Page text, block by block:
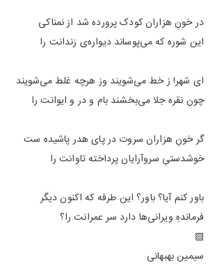
در خونِ هزاران کودک پرورده شد از نمناکی
این شوره که می‌پوساند دیواره‌ی زندانت را
ای شهر! ز خط می‌شویند وز هرچه غلط می‌شویند
چون نقره جلا می‌بخشند بام و در و ایوانت را
گر خونِ هزاران سروت در پای هدر پاشیده ست
خوشدستیِ سروآرایان پرداخته تاوانت را
باور کنم آیا؟ باور؟ این طرفه که اکنون دیگر
فرماندهِ ویرانی‌ها دارد سر عمرانت را؟
▨
سیمین بهبهانی